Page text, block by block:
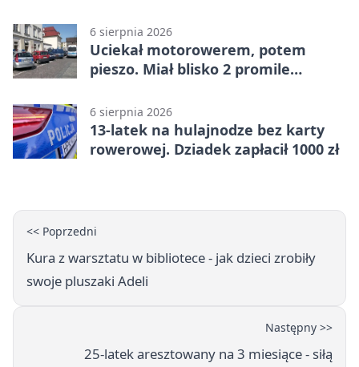
6 sierpnia 2026
Uciekał motorowerem, potem
pieszo. Miał blisko 2 promile
6 sierpnia 2026
13-latek na hulajnodze bez karty
rowerowej. Dziadek zapłacił 1000 zł
<< Poprzedni
Kura z warsztatu w bibliotece - jak dzieci zrobiły
swoje pluszaki Adeli
Następny >>
25-latek aresztowany na 3 miesiące - siłą